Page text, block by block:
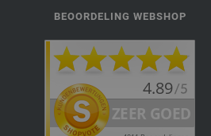
BEOORDELING WEBSHOP